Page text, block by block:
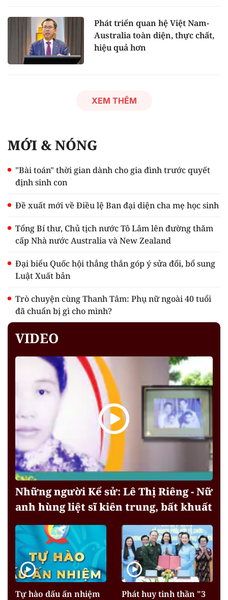
Phát triển quan hệ Việt Nam-
Australia toàn diện, thực chất,
hiệu quả hơn
XEM THÊM
MỚI & NÓNG
"Bài toán" thời gian dành cho gia đình trước quyết
định sinh con
Đề xuất mới về Điều lệ Ban đại diện cha mẹ học sinh
Tổng Bí thư, Chủ tịch nước Tô Lâm lên đường thăm
cấp Nhà nước Australia và New Zealand
Đại biểu Quốc hội thẳng thắn góp ý sửa đổi, bổ sung
Luật Xuất bản
Trò chuyện cùng Thanh Tâm: Phụ nữ ngoài 40 tuổi
đã chuẩn bị gì cho mình?
VIDEO
Những người Kể sử: Lê Thị Riêng - Nữ
anh hùng liệt sĩ kiên trung, bất khuất
Tự hào dấu ấn nhiệm
Phát huy tinh thần "3